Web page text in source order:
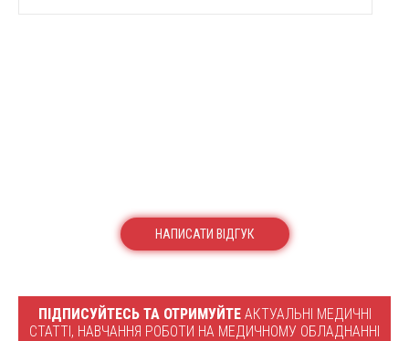
НАПИСАТИ ВІДГУК
ПІДПИСУЙТЕСЬ ТА ОТРИМУЙТЕАКТУАЛЬНІ МЕДИЧНІ
СТАТТІ, НАВЧАННЯ РОБОТИ НА МЕДИЧНОМУ ОБЛАДНАННІ